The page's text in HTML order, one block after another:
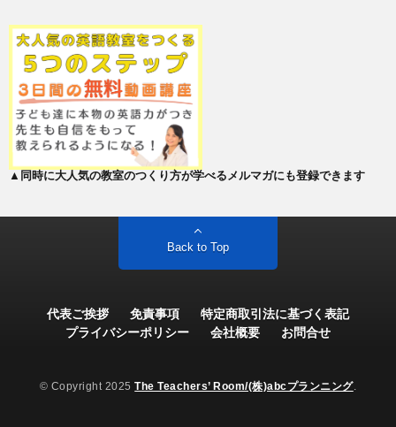
▲同時に大人気の教室のつくり方が学べるメルマガにも登録できます
Back to Top
代表ご挨拶 免責事項
特定商取引法に基づく表記
プライバシーポリシー
会社概要 お問合せ
© Copyright 2025The Teachers’ Room/(株)abcプランニング.